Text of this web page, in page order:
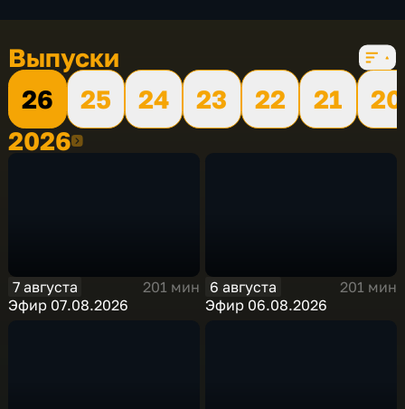
Выпуски
26
25 24 23 22 21
20
20262026
7 августа
201 мин
Эфир 07.08.2026
6 августа
201 мин
Эфир 06.08.2026